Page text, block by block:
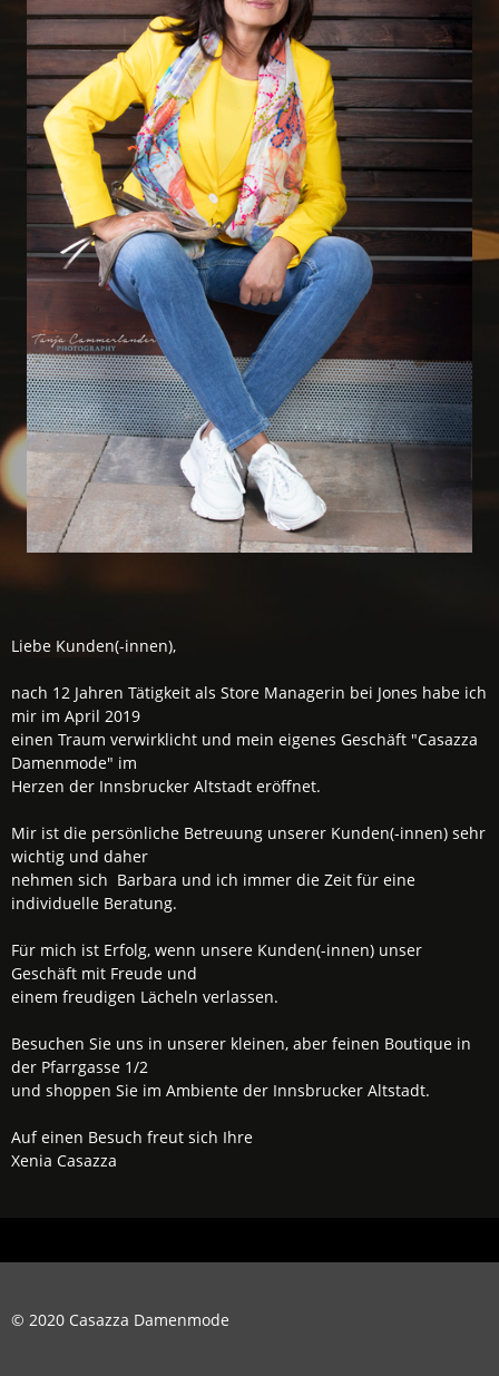
Liebe Kunden(-innen),
nach 12 Jahren Tätigkeit als Store Managerin bei Jones habe ich
mir im April 2019
einen Traum verwirklicht und mein eigenes Geschäft "Casazza
Damenmode" im
Herzen der Innsbrucker Altstadt eröffnet.
Mir ist die persönliche Betreuung unserer Kunden(-innen) sehr
wichtig und daher
nehmen sich Barbara und ich immer die Zeit für eine
individuelle Beratung.
Für mich ist Erfolg, wenn unsere Kunden(-innen) unser
Geschäft mit Freude und
einem freudigen Lächeln verlassen.
Besuchen Sie uns in unserer kleinen, aber feinen Boutique in
der Pfarrgasse 1/2
und shoppen Sie im Ambiente der Innsbrucker Altstadt.
Auf einen Besuch freut sich Ihre
Xenia Casazza
© 2020 Casazza Damenmode